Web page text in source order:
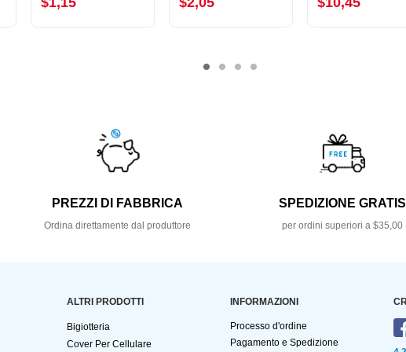
PREZZI DI FABBRICA
Ordina direttamente dal produttore
SPEDIZIONE GRATIS
per ordini superiori a $35,00
ALTRI PRODOTTI
Bigiotteria
Cover Per Cellulare
INFORMAZIONI
Processo d'ordine
Pagamento e Spedizione